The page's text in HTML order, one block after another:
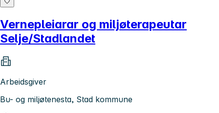
Vernepleiarar og miljøterapeutar
Selje/Stadlandet
Arbeidsgiver
Bu- og miljøtenesta, Stad kommune